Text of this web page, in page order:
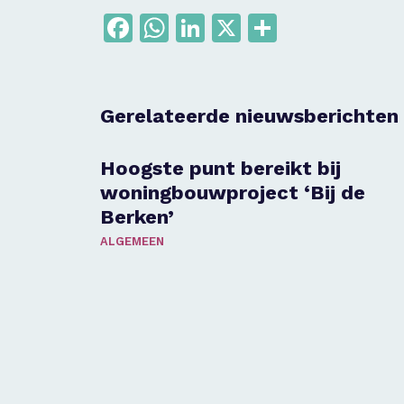
Facebook
WhatsApp
LinkedIn
X
Gerelateerde nieuwsberichten
Hoogste punt bereikt bij
woningbouwproject ‘Bij de
Berken’
ALGEMEEN